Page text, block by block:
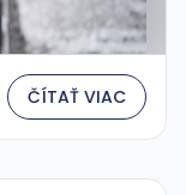
ČÍTAŤ VIAC